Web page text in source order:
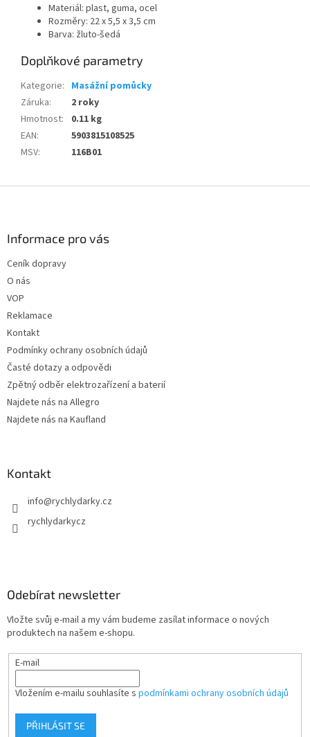
Materiál: plast, guma, ocel
Rozměry: 22 x 5,5 x 3,5 cm
Barva: žluto-šedá
Doplňkové parametry
Kategorie: Masážní pomůcky
Záruka:
2 roky
Hmotnost:
0.11 kg
EAN:
5903815108525
MSV: 116B01
Informace pro vás
Ceník dopravy
O nás
VOP
Reklamace
Kontakt
Podmínky ochrany osobních údajů
Časté dotazy a odpovědi
Zpětný odběr elektrozařízení a baterií
Najdete nás na Allegro
Najdete nás na Kaufland
Kontakt
info@rychlydarky.cz
rychlydarkycz
Odebírat newsletter
Vložte svůj e-mail a my vám budeme zasílat informace o nových
produktech na našem e-shopu.
E-mail
Vložením e-mailu souhlasíte s podmínkami ochrany osobních údajů
PŘIHLÁSIT SE